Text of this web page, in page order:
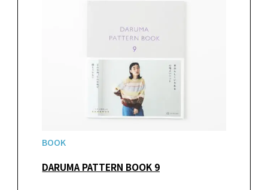
BOOK
DARUMA PATTERN BOOK 9